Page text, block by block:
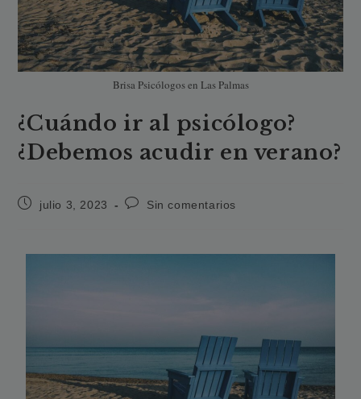
Brisa Psicólogos en Las Palmas
¿Cuándo ir al psicólogo?
¿Debemos acudir en verano?
julio 3, 2023 Sin comentarios